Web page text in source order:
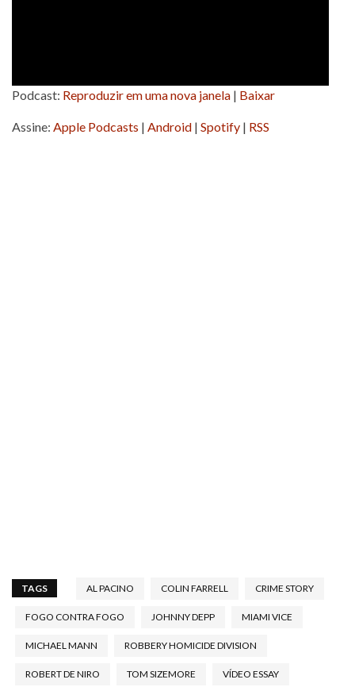
Podcast: Reproduzir em uma nova janela | Baixar
Assine: Apple Podcasts | Android | Spotify | RSS
TAGS AL PACINO COLIN FARRELL CRIME STORY
FOGO CONTRA FOGO JOHNNY DEPP MIAMI VICE
MICHAEL MANN ROBBERY HOMICIDE DIVISION
ROBERT DE NIRO TOM SIZEMORE VÍDEO ESSAY